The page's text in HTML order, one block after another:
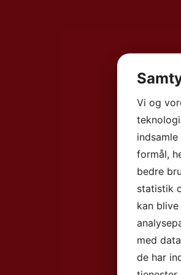
Vi og
formål,
bedre
statistik
kan
med
de har